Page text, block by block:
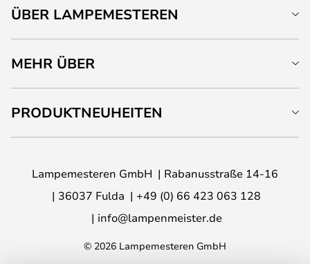
ÜBER LAMPEMESTEREN
MEHR ÜBER
PRODUKTNEUHEITEN
Lampemesteren GmbH
Rabanusstraße 14-16
36037 Fulda
+49 (0) 66 423 063 128
info@lampenmeister.de
© 2026 Lampemesteren GmbH